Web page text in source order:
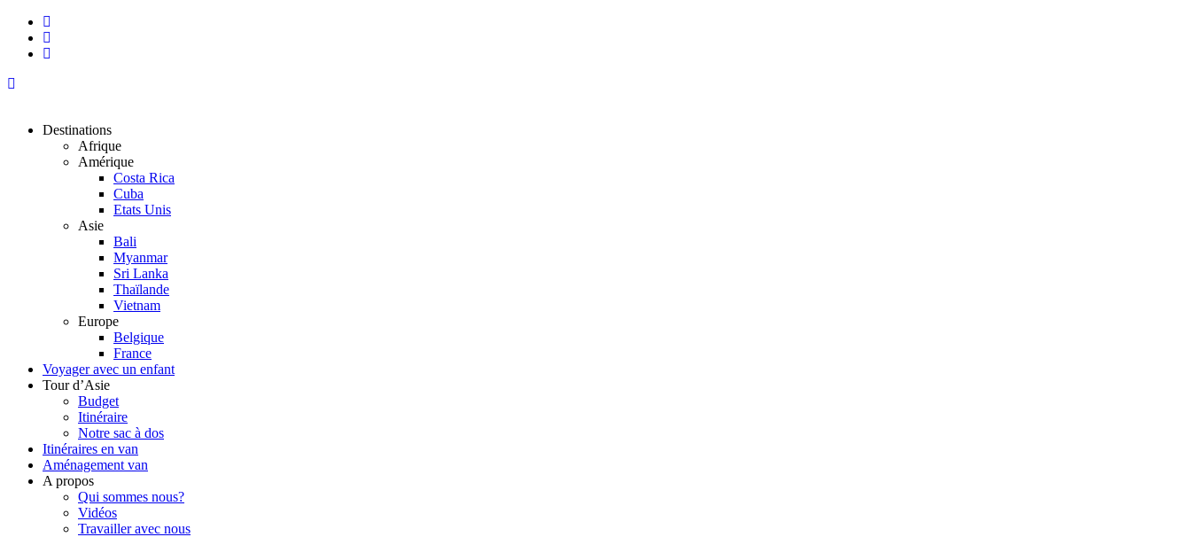
Destinations
Afrique
Amérique
Costa Rica
Cuba
Etats Unis
Asie
Bali
Myanmar
Sri Lanka
Thaïlande
Vietnam
Europe
Belgique
France
Voyager avec un enfant
Tour d’Asie
Budget
Itinéraire
Notre sac à dos
Itinéraires en van
Aménagement van
A propos
Qui sommes nous?
Vidéos
Travailler avec nous